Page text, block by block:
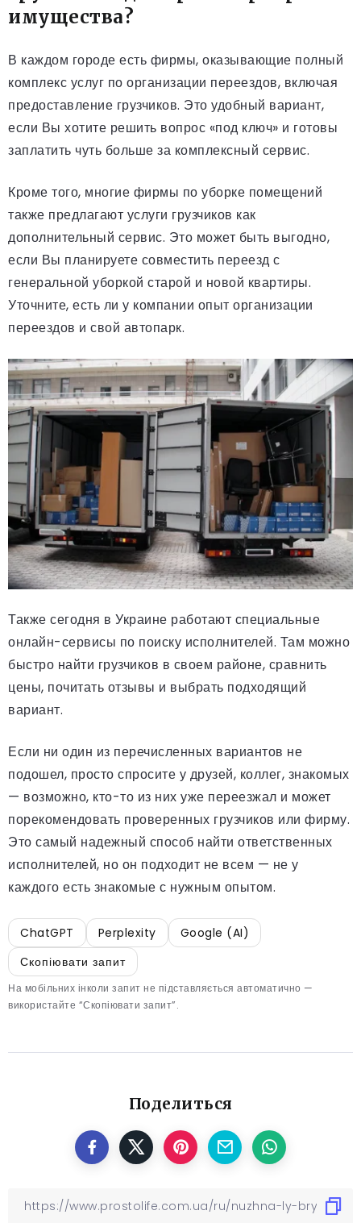
имущества?
В каждом городе есть фирмы, оказывающие полный
комплекс услуг по организации переездов, включая
предоставление грузчиков. Это удобный вариант,
если Вы хотите решить вопрос «под ключ» и готовы
заплатить чуть больше за комплексный сервис.
Кроме того, многие фирмы по уборке помещений
также предлагают услуги грузчиков как
дополнительный сервис. Это может быть выгодно,
если Вы планируете совместить переезд с
генеральной уборкой старой и новой квартиры.
Уточните, есть ли у компании опыт организации
переездов и свой автопарк.
Также сегодня в Украине работают специальные
онлайн-сервисы по поиску исполнителей. Там можно
быстро найти грузчиков в своем районе, сравнить
цены, почитать отзывы и выбрать подходящий
вариант.
Если ни один из перечисленных вариантов не
подошел, просто спросите у друзей, коллег, знакомых
— возможно, кто-то из них уже переезжал и может
порекомендовать проверенных грузчиков или фирму.
Это самый надежный способ найти ответственных
исполнителей, но он подходит не всем — не у
каждого есть знакомые с нужным опытом.
ChatGPT Perplexity
Google (AI)
Скопіювати запит
На мобільних інколи запит не підставляється автоматично —
використайте “Скопіювати запит”.
Поделиться